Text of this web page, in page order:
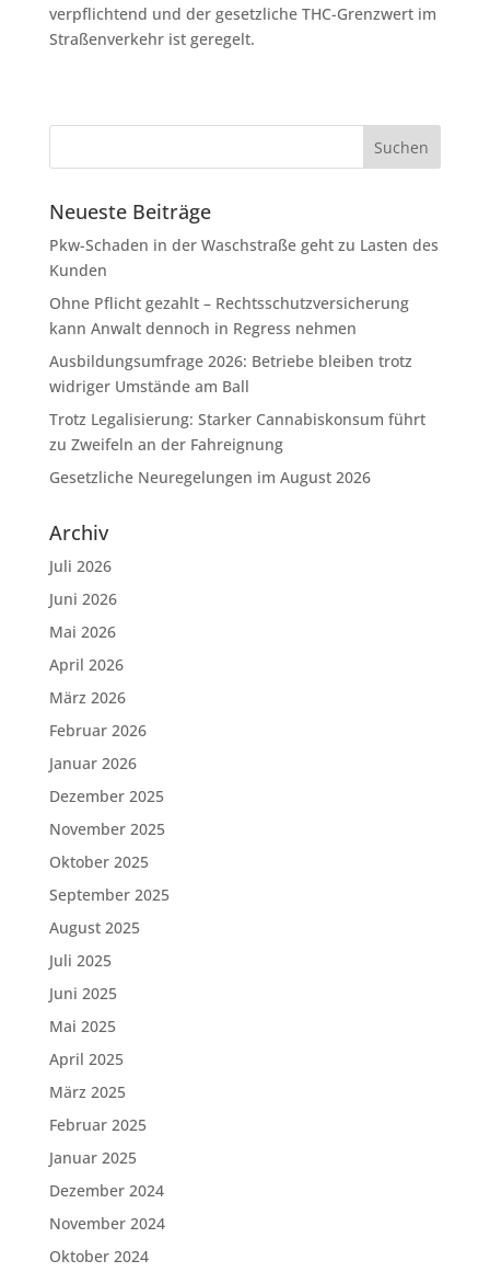
verpflichtend und der gesetzliche THC-Grenzwert im
Straßenverkehr ist geregelt.
Neueste Beiträge
Pkw-Schaden in der Waschstraße geht zu Lasten des
Kunden
Ohne Pflicht gezahlt – Rechtsschutzversicherung
kann Anwalt dennoch in Regress nehmen
Ausbildungsumfrage 2026: Betriebe bleiben trotz
widriger Umstände am Ball
Trotz Legalisierung: Starker Cannabiskonsum führt
zu Zweifeln an der Fahreignung
Gesetzliche Neuregelungen im August 2026
Archiv
Juli 2026
Juni 2026
Mai 2026
April 2026
März 2026
Februar 2026
Januar 2026
Dezember 2025
November 2025
Oktober 2025
September 2025
August 2025
Juli 2025
Juni 2025
Mai 2025
April 2025
März 2025
Februar 2025
Januar 2025
Dezember 2024
November 2024
Oktober 2024